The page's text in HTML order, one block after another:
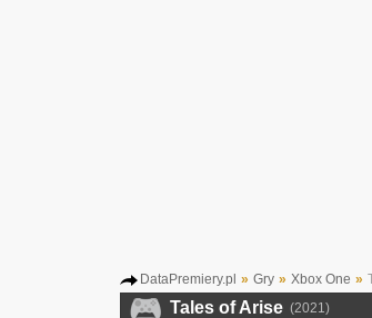
DataPremiery.pl » Gry » Xbox One »
Tales of Arise (2021)